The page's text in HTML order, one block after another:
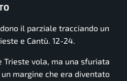
il parziale tracciando un
e Cantù. 12-24.
Trieste vola, ma una sfuriata
margine che era diventato